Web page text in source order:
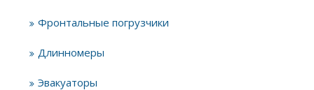
Фронтальные погрузчики
Длинномеры
Эвакуаторы